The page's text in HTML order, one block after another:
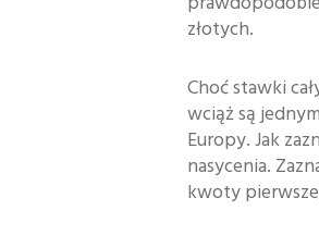
złotych.
Choć stawki
wciąż są
Europy. Jak
nasycenia.
kwoty